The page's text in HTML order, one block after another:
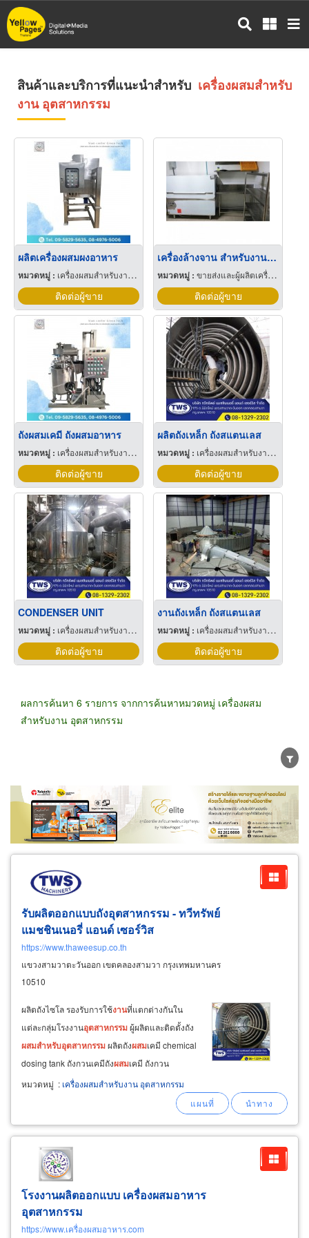
ข้าม
ไป
สินค้าและบริการที่แนะนำสำหรับ เครื่องผสมสำหรับ
งาน อุตสาหกรรม
ผลิตเครื่องผสมผงอาหาร
หมวดหมู่ : เครื่องผสมสำหรับงาน อุตสาหกรรม
ติดต่อผู้ขาย
เครื่องล้างจาน สำหรับงานอุตสาหกรรม
หมวดหมู่ :ขายส่งและผู้ผลิตเครื่องล้างจาน
ติดต่อผู้ขาย
ถังผสมเคมี ถังผสมอาหาร
หมวดหมู่ : เครื่องผสมสำหรับงาน อุตสาหกรรม
ติดต่อผู้ขาย
ผลิตถังเหล็ก ถังสแตนเลส
หมวดหมู่ : เครื่องผสมสำหรับงาน อุตสาหกรรม
ติดต่อผู้ขาย
CONDENSER UNIT
หมวดหมู่ : เครื่องผสมสำหรับงาน อุตสาหกรรม
ติดต่อผู้ขาย
งานถังเหล็ก ถังสแตนเลส
หมวดหมู่ : เครื่องผสมสำหรับงาน อุตสาหกรรม
ติดต่อผู้ขาย
ผลการค้นหา 6 รายการ จากการค้นหาหมวดหมู่ เครื่องผสม
สำหรับงาน อุตสาหกรรม
ขายส่ง ขายปลีก ผู้ผลิต
ตัวแทนจัดจำหน่าย
ผู้ส่งออก/นำเข้า
ธุรกิจบริการ
รับผลิตออกแบบถังอุตสาหกรรม - ทวีทรัพย์
แมชชินเนอรี่ แอนด์ เซอร์วิส
https://www.thaweesup.co.th
แขวงสามวาตะวันออก เขตคลองสามวา กรุงเทพมหานคร
10510
ผลิตถังไซโล รองรับการใช้งานที่แตกต่างกันใน
แต่ละกลุ่มโรงงานอุตสาหกรรมผู้ผลิตและติดตั้งถัง
ผสมสำหรับอุตสาหกรรมผลิตถังผสมเคมี chemical
dosing tank ถังกวนเคมีถังผสมเคมี ถังกวน
ของเหลวมีความหนืด เช่น ถังกวนครีมโลชั่นเครื่อง
สำอาง ถังกวนแชมพูครีมนวด ถังกวนน้ำยาล้าง
อาหาร
หมวดหมู่ : เครื่องผสมสำหรับงาน อุตสาหกรรม
โรงงานผลิตออกแบบ เครื่องผสมอาหาร
อุตสาหกรรม
https://www.เครื่องผสมอาหาร.com